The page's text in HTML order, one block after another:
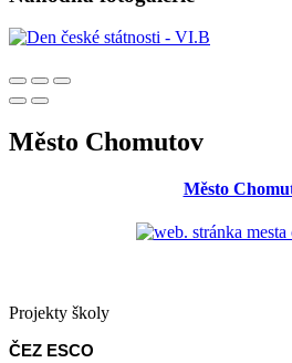
Město Chomutov
Město
Projekty školy
ČEZ ESCO